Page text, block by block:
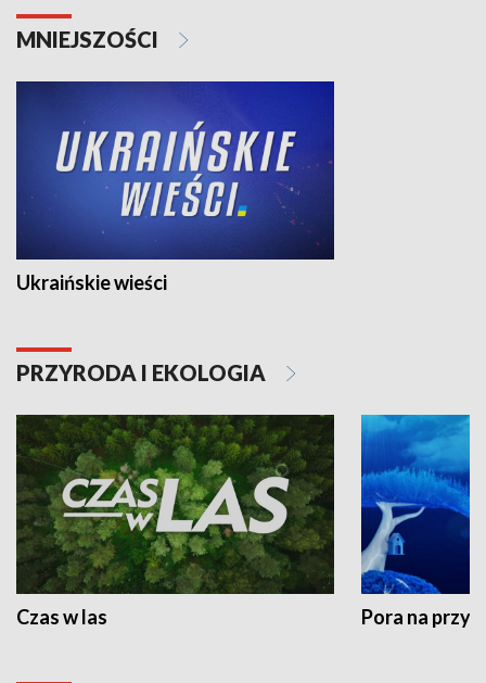
MNIEJSZOŚCI
Ukraińskie wieści
PRZYRODA I EKOLOGIA
Czas w las Pora na